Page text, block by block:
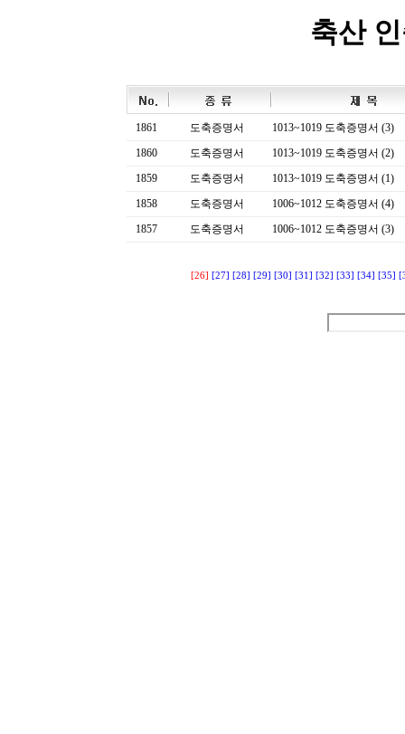
축산
1861 도축증명서
1013~1019 도축증명서 (3)
1860
도축증명서
1013~1019 도축증명서 (2)
1859
도축증명서
1013~1019 도축증명서 (1)
1858
도축증명서
1006~1012 도축증명서 (4)
1857
도축증명서 1006~1012 도축증명서 (3)
[26] [27] [28] [29] [30] [31] [32] [33] [34] [35]